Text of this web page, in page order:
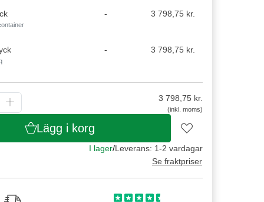
- 3 798,75 kr.
- 3 798,75 kr.
3 798,75kr.
(inkl. moms)
Lägg i korg
I lager/Leverans: 1-2 vardagar
Se fraktpriser